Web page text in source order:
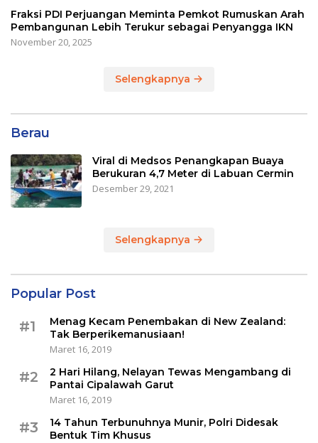
Fraksi PDI Perjuangan Meminta Pemkot Rumuskan Arah
Pembangunan Lebih Terukur sebagai Penyangga IKN
November 20, 2025
Selengkapnya
Berau
Viral di Medsos Penangkapan Buaya
Berukuran 4,7 Meter di Labuan Cermin
Desember 29, 2021
Selengkapnya
Popular Post
#1
Menag Kecam Penembakan di New Zealand:
Tak Berperikemanusiaan!
Maret 16, 2019
#2
2 Hari Hilang, Nelayan Tewas Mengambang di
Pantai Cipalawah Garut
Maret 16, 2019
#3
14 Tahun Terbunuhnya Munir, Polri Didesak
Bentuk Tim Khusus